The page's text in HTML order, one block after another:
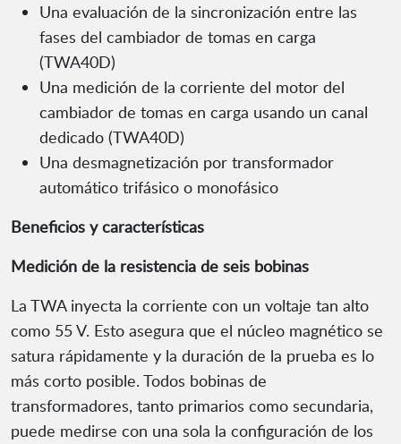
Una evaluación de la sincronización entre las
fases del cambiador de tomas en carga
(TWA40D)
Una medición de la corriente del motor del
cambiador de tomas en carga usando un canal
dedicado (TWA40D)
Una desmagnetización por transformador
automático trifásico o monofásico
Beneficios y características
Medición de la resistencia de seis bobinas
La TWA inyecta la corriente con un voltaje tan alto
como 55 V. Esto asegura que el núcleo magnético se
satura rápidamente y la duración de la prueba es lo
más corto posible. Todos bobinas de
transformadores, tanto primarios como secundaria,
puede medirse con una sola la configuración de los